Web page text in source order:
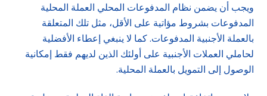
ويجب أن يضمن نظام المدفوعات المحلي العملة المحلية
المدفوعات بشروط مؤاتية على الأقل، مثل تلك المتعلقة
بالعملة الأجنبية المدفوعات. كما لا ينبغي إعطاء الأفضلية
لحاملي العملات الأجنبية على أولئك الذين لديهم فقط إمكانية
الوصول إلى التمويل بالعملة المحلية.